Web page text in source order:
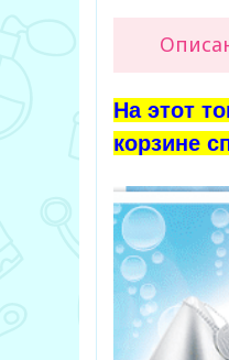
На этот
корзине